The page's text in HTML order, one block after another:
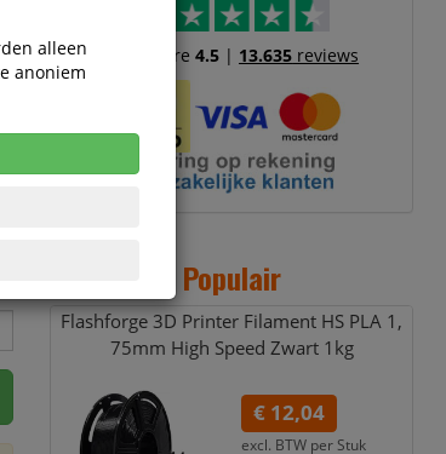
Trustscore4.5 | 13.635 reviews
Populair
Flashforge 3D Printer Filament HS PLA 1,
75mm High Speed Zwart 1kg
€ 12,04
excl. BTW per Stuk
alleen
anoniem